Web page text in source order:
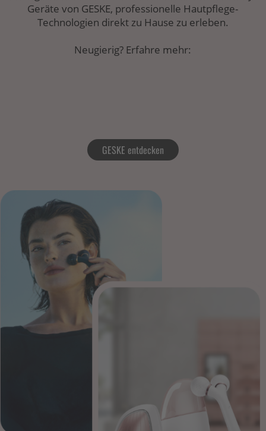
Geräte von GESKE, professionelle Hautpflege-
Technologien direkt zu Hause zu erleben.
Neugierig? Erfahre mehr:
GESKE entdecken